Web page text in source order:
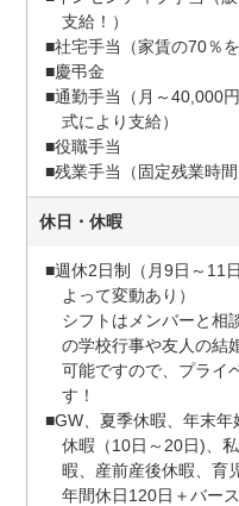
支給！）
■社宅手当（家賃の70％
■慶弔金
■通勤手当（月～40,000
式により支給）
■役職手当
■残業手当（固定残業時間
休日・休暇
■週休2日制（月9日～11
よって変動あり）
シフトはメンバーと相
の学校行事や友人の結
可能ですので、プライ
す！
■GW、夏季休暇、年末
休暇（10日～20日)、
暇、産前産後休暇、育
年間休日120日＋バー